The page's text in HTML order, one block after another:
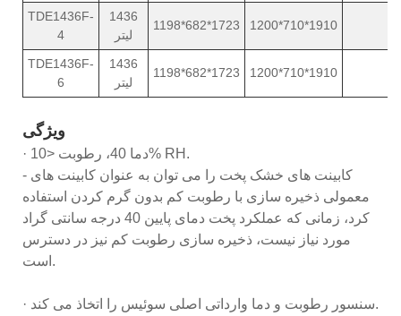
TDE1436F-
4
1436
لیتر
1198*682*1723 1200*710*1910
TDE1436F-
6
1436
لیتر
1198*682*1723 1200*710*1910
ویژگی
· دما 40، رطوبت <10% RH.
- کابینت های خشک پخت را می توان به عنوان کابینت های
معمولی ذخیره سازی با رطوبت کم بدون گرم کردن استفاده
کرد، زمانی که عملکرد پخت دمای پایین 40 درجه سانتی گراد
مورد نیاز نیست، ذخیره سازی رطوبت کم نیز در دسترس
است.
· سنسور رطوبت و دما وارداتی اصلی سوئیس را اتخاذ می کند.